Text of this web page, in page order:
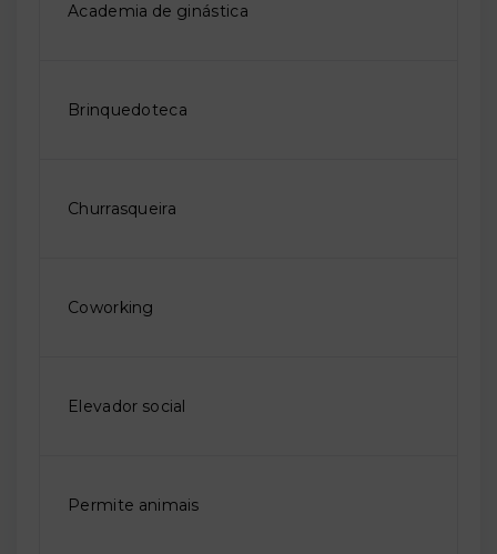
Academia de ginástica
Brinquedoteca
Churrasqueira
Coworking
Elevador social
Permite animais